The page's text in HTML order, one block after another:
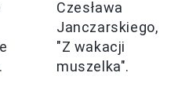
Czesława
Janczarskiego,
"Z wakacji
muszelka".